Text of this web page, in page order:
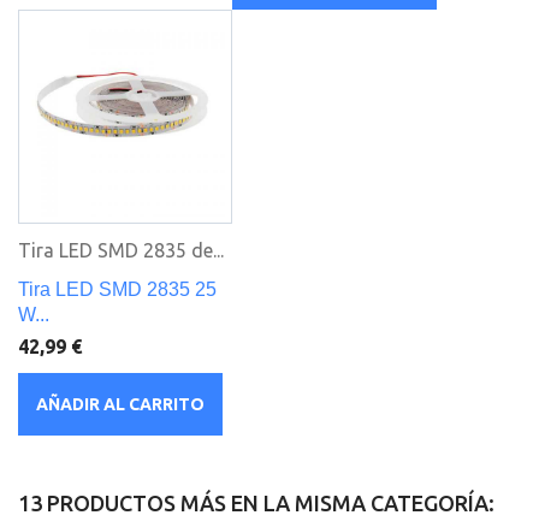
Tira LED SMD 2835 de...
Tira LED SMD 2835 25
W...
42,99 €
AÑADIR AL CARRITO
13 PRODUCTOS MÁS EN LA MISMA CATEGORÍA: